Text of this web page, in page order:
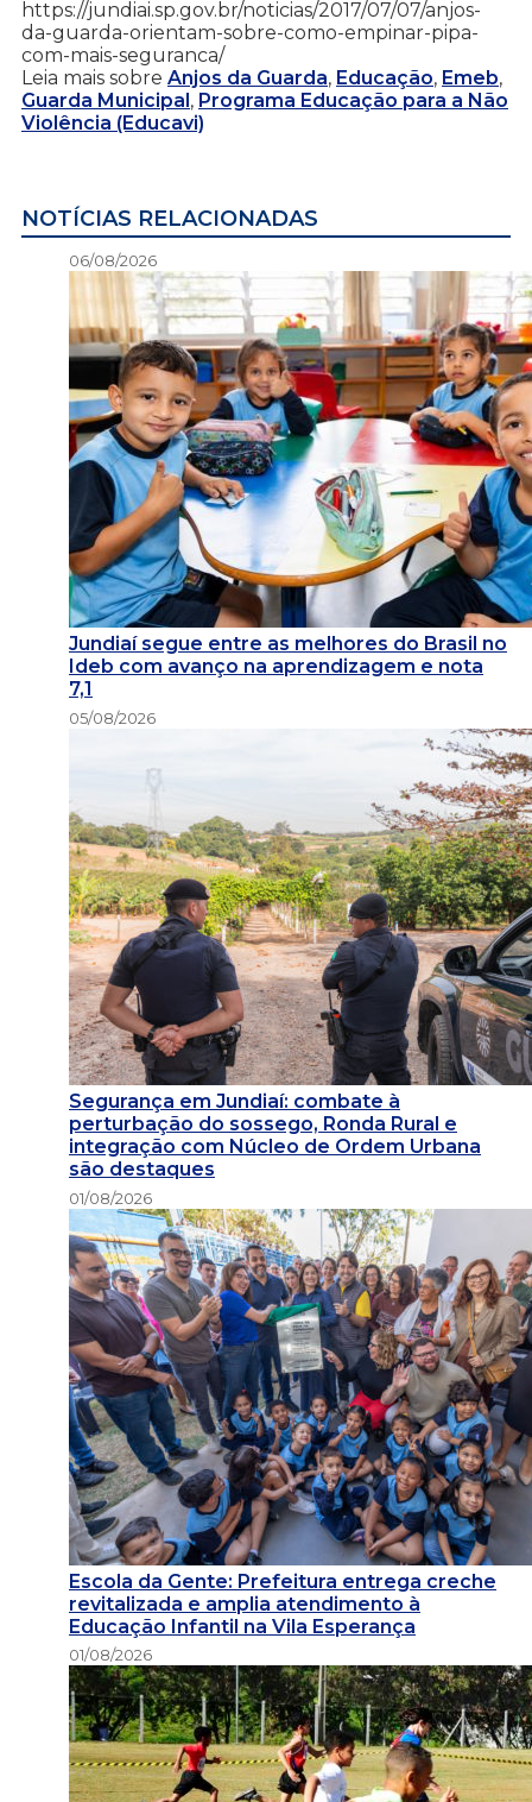
https://jundiai.sp.gov.br/noticias/2017/07/07/anjos-
da-guarda-orientam-sobre-como-empinar-pipa-
com-mais-seguranca/
Leia mais sobre Anjos da Guarda, Educação, Emeb,
Guarda Municipal, Programa Educação para a Não
Violência (Educavi)
NOTÍCIAS RELACIONADAS
06/08/2026
Jundiaí segue entre as melhores do Brasil no
Ideb com avanço na aprendizagem e nota
7,1
05/08/2026
Segurança em Jundiaí: combate à
perturbação do sossego, Ronda Rural e
integração com Núcleo de Ordem Urbana
são destaques
01/08/2026
Escola da Gente: Prefeitura entrega creche
revitalizada e amplia atendimento à
Educação Infantil na Vila Esperança
01/08/2026